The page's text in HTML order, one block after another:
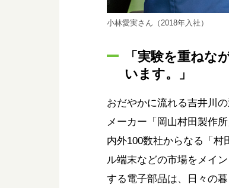
小林愛実さん（2018年入社）
「実験を重ね
います。」
おだやかに流れる吉井川
メーカー「岡山村田製作
内外100数社からなる「
ル端末などの市場をメイ
する電子部品は、日々の